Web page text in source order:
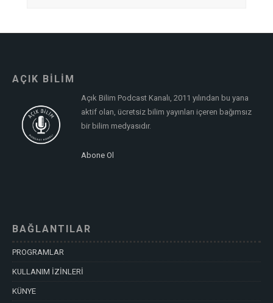
AÇIK BİLİM
Açık Bilim Podcast Kanalı, 2011 yılından bu yana
aktif olan, ücretsiz bilim yayınları içeren bağımsız
bir bilim medyasıdır.
Abone Ol
BAĞLANTILAR
PROGRAMLAR
KULLANIM İZİNLERİ
KÜNYE